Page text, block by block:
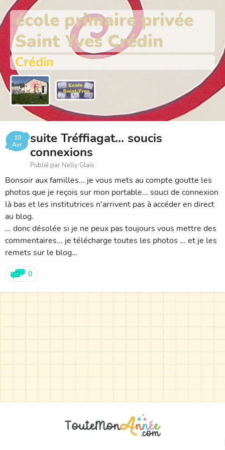
école primaire privée
Saint Yves Crédin
Crédin
10
Avr.
suite Tréffiagat... soucis
connexions
Publié par Nelly Glais
Bonsoir aux familles... je vous mets au compte goutte les
photos que je reçois sur mon portable... souci de connexion
là bas et les institutrices n'arrivent pas à accéder en direct
au blog.
... donc désolée si je ne peux pas toujours vous mettre des
commentaires... je télécharge toutes les photos ... et je les
remets sur le blog...
0